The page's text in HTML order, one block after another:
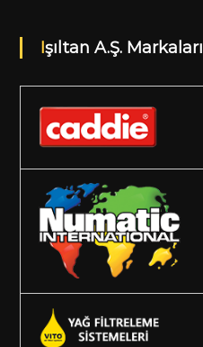
Işıltan A.Ş. Markaları